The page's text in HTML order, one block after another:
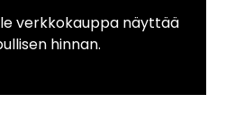
verkkokauppa näyttää
hinnan.